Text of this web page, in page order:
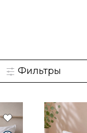
Фильтры